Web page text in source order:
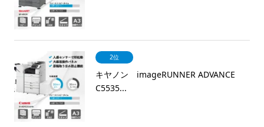
2位
キヤノン imageRUNNER ADVANCE
C5535...